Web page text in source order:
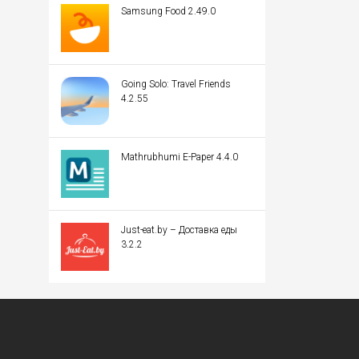
Samsung Food 2.49.0
Going Solo: Travel Friends
4.2.55
Mathrubhumi E-Paper 4.4.0
Just-eat.by – Доставка еды
3.2.2